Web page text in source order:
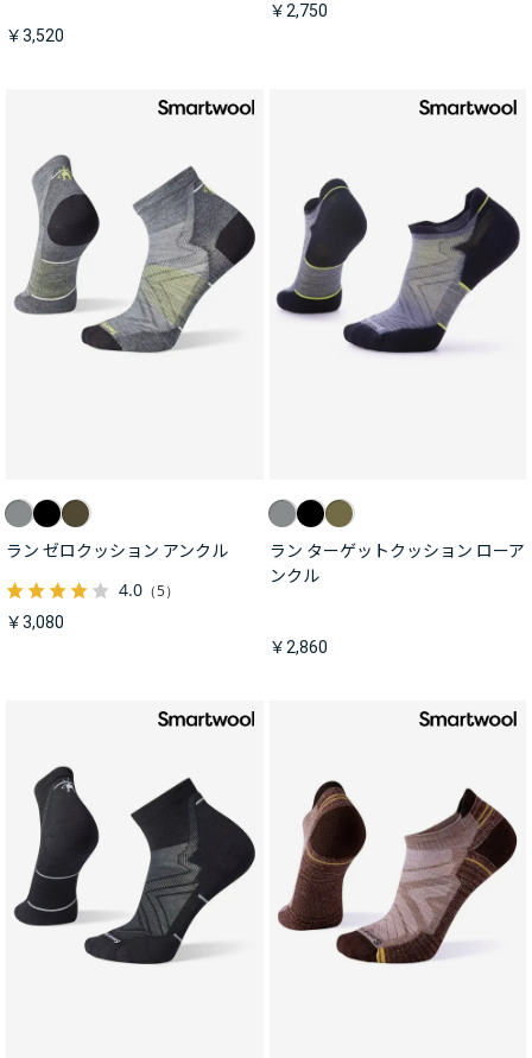
￥3,520
￥2,750
ラン ゼロクッション アンクル
4.0 （5）
￥3,080
ラン ターゲットクッション ローア
ンクル
￥2,860